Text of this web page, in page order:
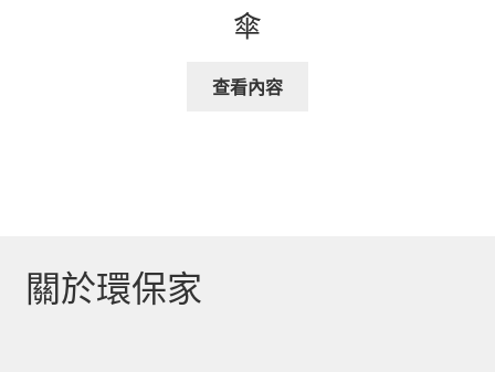
傘
查看內容
關於環保家